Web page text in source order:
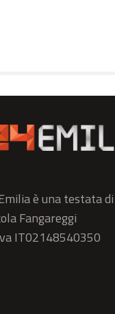
è una testata
Fangareggi
IT02148540350